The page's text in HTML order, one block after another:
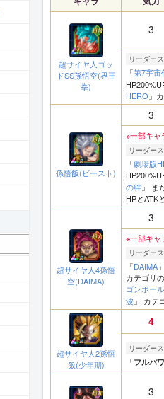
超サイヤ人ゴッ
ドSS孫悟空(界王
拳)
3
リーダー
「第7宇宙
HERO 」
孫悟飯(ビースト)
3
※一部キャ
リーダー
「劇場版
の絆 」 ま
HPとATK
超サイヤ人4孫悟
空(DAIMA)
3
※一部キャ
リーダー
「DAIMA
カテゴリ
ゴンボー
波 」 カテ
超サイヤ人2孫悟
飯(少年期)
4
リーダー
「フルパ
3